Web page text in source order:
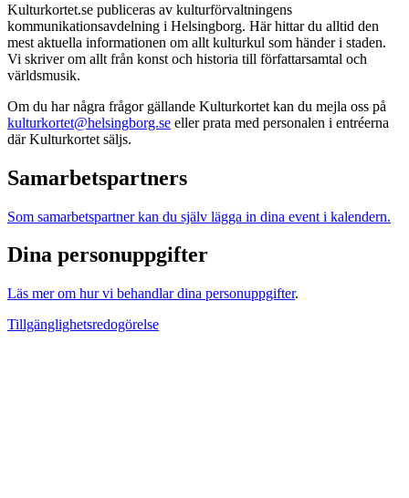
Kulturkortet.se publiceras av kulturförvaltningens
kommunikationsavdelning i Helsingborg. Här hittar du alltid den
mest aktuella informationen om allt kulturkul som händer i staden.
Vi skriver om allt från konst och historia till författarsamtal och
världsmusik.
Om du har några frågor gällande Kulturkortet kan du mejla oss på
kulturkortet@helsingborg.se eller prata med personalen i entréerna
där Kulturkortet säljs.
Samarbetspartners
Som samarbetspartner kan du själv lägga in dina event i kalendern.
Dina personuppgifter
Läs mer om hur vi behandlar dina personuppgifter.
Tillgänglighetsredogörelse